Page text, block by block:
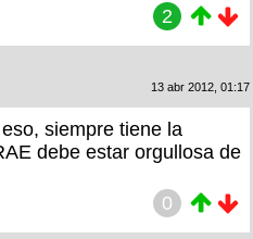
2
13 abr 2012, 01:17
siempre tiene la
debe estar orgullosa de
0